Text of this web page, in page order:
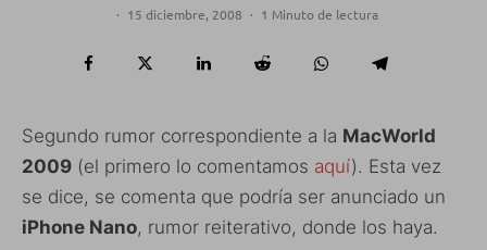
· 15 diciembre, 2008 · 1 Minuto de lectura
Segundo rumor correspondiente a la MacWorld
2009 (el primero lo comentamos aquí). Esta vez
se dice, se comenta que podría ser anunciado un
iPhone Nano, rumor reiterativo, donde los haya.